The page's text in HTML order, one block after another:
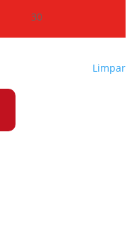
30
Limpar